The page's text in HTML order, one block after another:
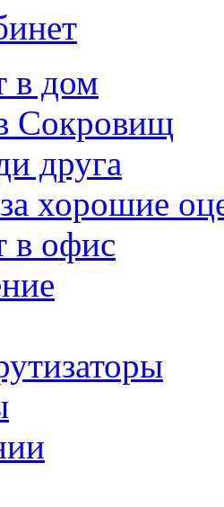
в дом
Сокровищ
друга
хорошие
в офис